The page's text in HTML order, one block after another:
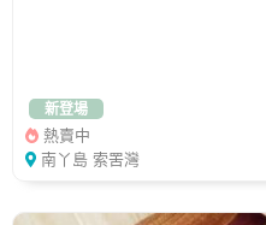
新登場
熱賣中
南丫島 索罟灣